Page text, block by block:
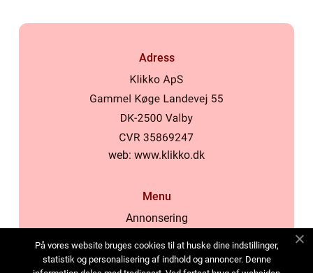
Adress
web: www.klikko.dk
Menu
Annonsering
Cookies
På vores website bruges cookies til at huske dine indstillinger,
statistik og personalisering af indhold og annoncer. Denne